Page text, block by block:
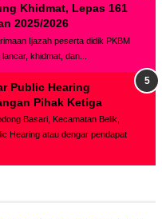
Khidmat, Lepas 161
2025/2026
Ijazah peserta didik PKBM
khidmat, dan...
Public Hearing
Pihak Ketiga
Basari, Kecamatan Belik,
Hearing atau dengar pendapat